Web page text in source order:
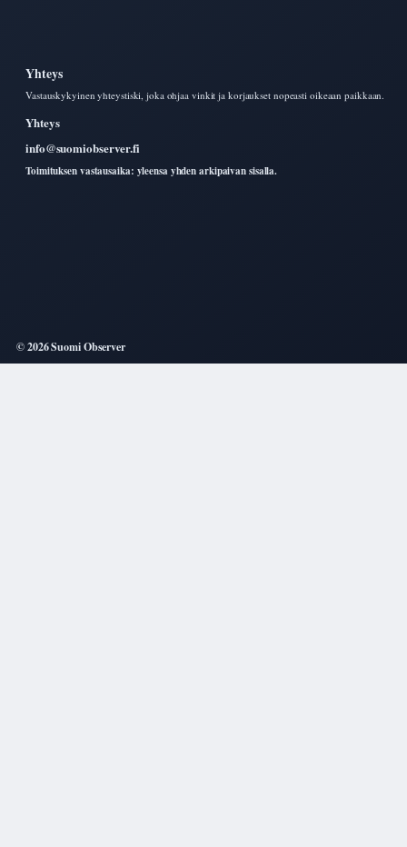
Yhteys
Vastauskykyinen yhteystiski, joka ohjaa vinkit ja korjaukset nopeasti oikeaan paikkaan.
Yhteys
info@suomiobserver.fi
Toimituksen vastausaika: yleensa yhden arkipaivan sisalla.
© 2026 Suomi Observer